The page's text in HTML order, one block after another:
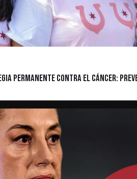
permanente contra el cáncer: